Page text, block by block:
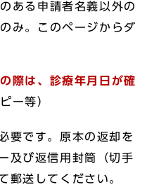
ある申請者名義以外の
み。このページからダ
際は、診療年月日が確
ー等）
要です。原本の返却を
及び返信用封筒（切手
郵送してください。